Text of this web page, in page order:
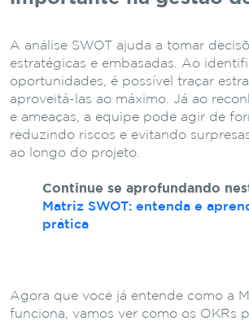
A análise SWOT ajuda a tomar
estratégicas e embasadas. Ao
oportunidades, é possível traçar
aproveitá-las ao máximo. Já ao
e ameaças, a equipe pode agir de
reduzindo riscos e evitando
ao longo do projeto.
Continue se aprofundando
Matriz SWOT: entenda e
prática
Agora que você já entende como a
funciona, vamos ver como os OKRs